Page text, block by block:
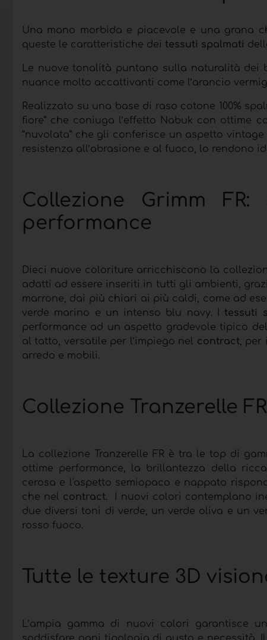
Una mano morbida e piacevole e una grana
queste le caratteristiche dei tessuti spalmati
Le nuove tonalità puntano sulla naturalità
nuance molto accattivanti come l’arancio
Realizzato su una base di raso cotone 100%
fiore” che coniuga l’effetto Nabuk con ottime
“nuvolata” che gli conferisce un aspetto
resistenza all’abrasione e al fuoco, lo rendono
Collezione Grimm
performance
Dieci nuove coloriture arricchiscono la
adatti ad essere inseriti in tutti gli ambienti,
marrone, dai più chiari ai più caldi, come ad
verde marino e un intenso blu navy. Itessuti
performance ad un aspetto gradevole tipico
al tatto, versatile per l’impiego nel contract ,
arredo e mobili.
Collezione Tranzerelle
La collezione Tranzerelle FR è tra le top di
ottime performance, la brillantezza della
cerosa e l'aspetto semiopaco e nappato
che nel contract. I nuovi colori contemplano
due diversi toni di verde, un verde oliva e un
rosso fuoco.
Tutte le texture 3D
L’ampia gamma di nuovi colori garantisce